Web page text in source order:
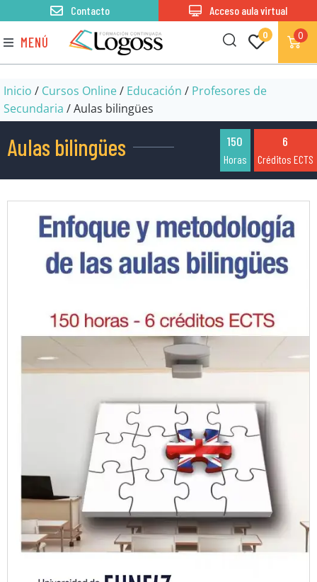
MENÚ 0 0
Contacto Acceso aula virtual
Inicio / Cursos Online/ Educación / Profesores de
Secundaria / Aulas bilingües
Aulas bilingües 150
Horas
6
Créditos ECTS